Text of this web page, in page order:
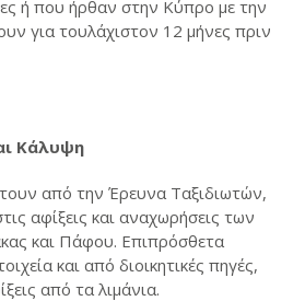
ή που ήρθαν στην Κύπρο με την
για τουλάχιστον 12 μήνες πριν
Κάλυψη
από την Έρευνα Ταξιδιωτών,
αφίξεις και αναχωρήσεις των
και Πάφου. Επιπρόσθετα
και από διοικητικές πηγές,
από τα λιμάνια.